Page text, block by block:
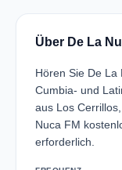
Über De La
Hören Sie De
Cumbia- und
aus Los
Nuca FM
erforderlich.